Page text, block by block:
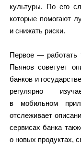
культуры. По его
которые помогают
и снижать риски.
Первое — работать
Пьянов советует
банков и
регулярно
в мобильном
отслеживает
сервисах банка
о новых продуктах,